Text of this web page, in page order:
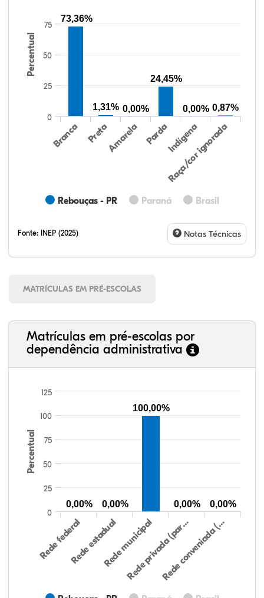
Percentual
Rebouças - PR Paraná Brasil
Branca PretaAmarela PardaIndígena
Raça/cor ignorada
0
25
50
75
73,36%
1,31% 0,00%
24,45%
0,00% 0,87%
Fonte: INEP (2025) Notas Técnicas
MATRÍCULAS EM PRÉ-ESCOLAS
Matrículas em pré-escolas por
dependência administrativa
Percentual
Rede federalRede estadualRede municipal
Rede privada (par…Rede conveniada (…
0
25
50
75
100
125
0,00% 0,00%
100,00%
0,00% 0,00%